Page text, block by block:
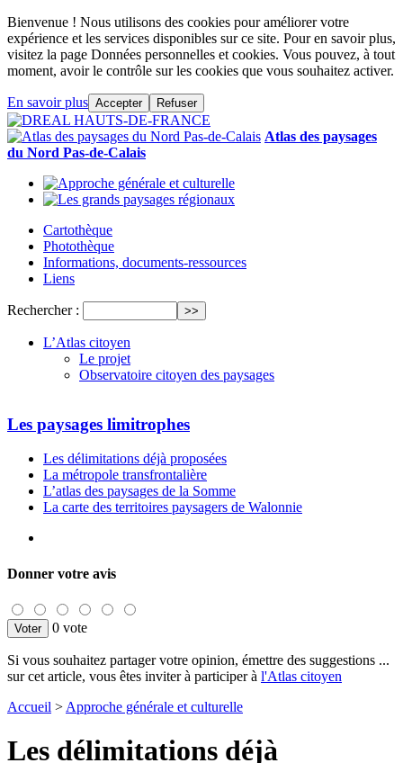
Bienvenue ! Nous utilisons des cookies pour améliorer votre
expérience et les services disponibles sur ce site. Pour en savoir plus,
visitez la page Données personnelles et cookies. Vous pouvez, à tout
moment, avoir le contrôle sur les cookies que vous souhaitez activer.
En savoir plus Accepter Refuser
Atlas des paysages
du Nord Pas-de-Calais
Cartothèque
Photothèque
Informations, documents-ressources
Liens
Rechercher :
L’Atlas citoyen
Le projet
Observatoire citoyen des paysages
Les paysages limitrophes
Les délimitations déjà proposées
La métropole transfrontalière
L’atlas des paysages de la Somme
La carte des territoires paysagers de Walonnie
Donner votre avis
0 vote
Si vous souhaitez partager votre opinion, émettre des suggestions ...
sur cet article, vous êtes inviter à participer à l'Atlas citoyen
Accueil > Approche générale et culturelle
Les délimitations déjà